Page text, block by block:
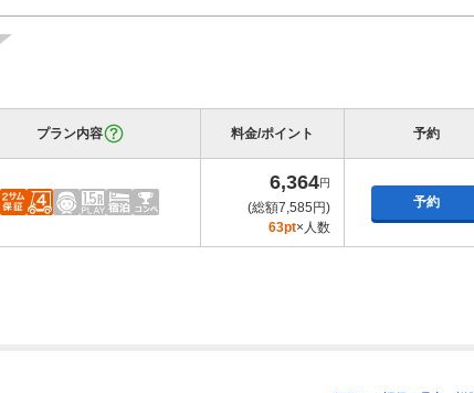
プラン内容 料金/ポイント 予約
6,364円
(総額7,585円)
63pt×人数
予約